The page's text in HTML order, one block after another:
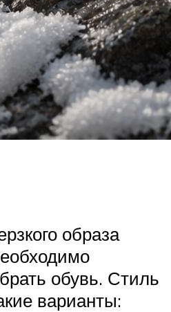
образа
обувь. Стиль
варианты: